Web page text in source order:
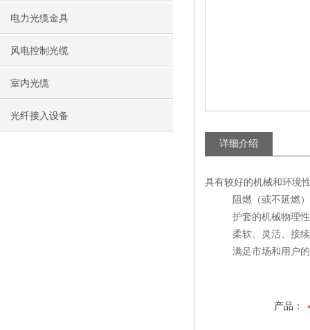
电力光缆金具
风电控制光缆
室内光缆
光纤接入设备
详细介绍
具有较好的机械和环境
阻燃（或不延燃）
护套的机械物理性
柔软、灵活、接续
满足市场和用户的
产品：